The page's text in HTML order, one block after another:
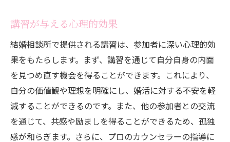
講習が与える心理的効果
結婚相談所で提供される講習は、参加者に深い心理的効
果をもたらします。まず、講習を通じて自分自身の内面
を見つめ直す機会を得ることができます。これにより、
自分の価値観や理想を明確にし、婚活に対する不安を軽
減することができるのです。また、他の参加者との交流
を通じて、共感や励ましを得ることができるため、孤独
感が和らぎます。さらに、プロのカウンセラーの指導に